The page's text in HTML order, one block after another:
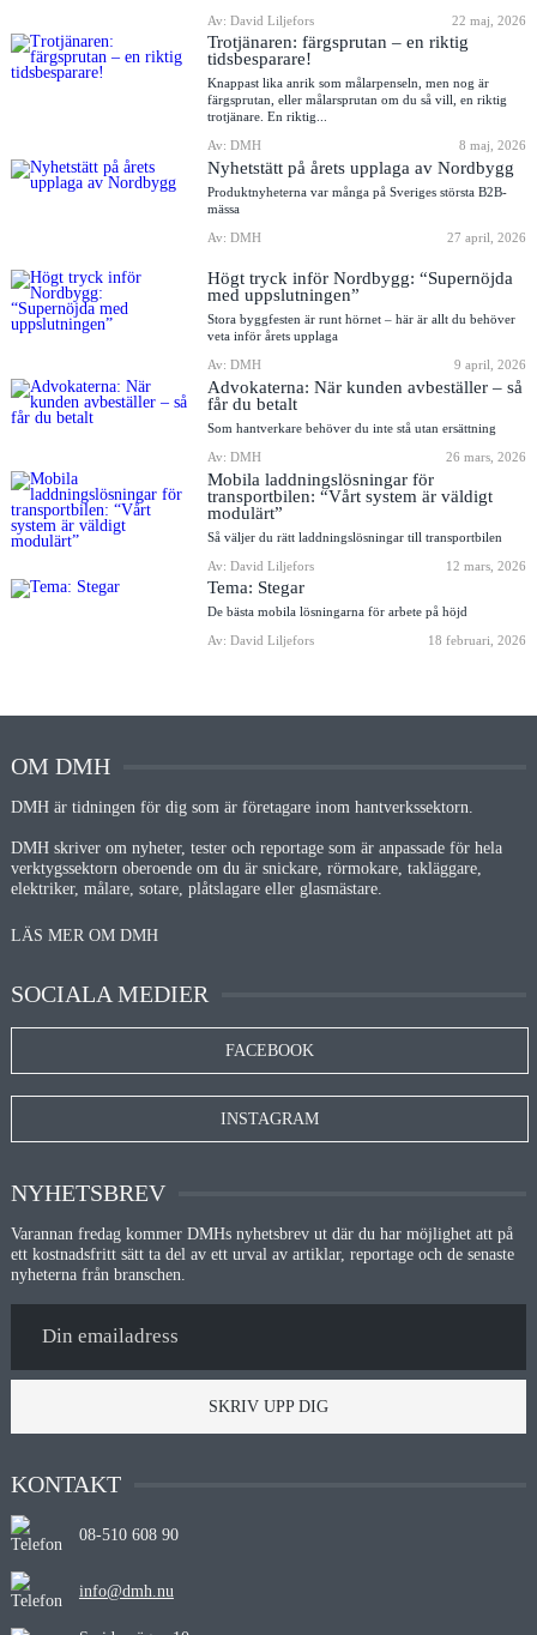
Av: David Liljefors
22 maj, 2026
Trotjänaren: färgsprutan – en riktig
tidsbesparare!
Knappast lika anrik som målarpenseln, men nog är
färgsprutan, eller målarsprutan om du så vill, en riktig
trotjänare. En riktig...
Av: DMH
8 maj, 2026
Nyhetstätt på årets upplaga av Nordbygg
Produktnyheterna var många på Sveriges största B2B-
mässa
Av: DMH
27 april, 2026
Högt tryck inför Nordbygg: “Supernöjda
med uppslutningen”
Stora byggfesten är runt hörnet – här är allt du behöver
veta inför årets upplaga
Av: DMH
9 april, 2026
Advokaterna: När kunden avbeställer – så
får du betalt
Som hantverkare behöver du inte stå utan ersättning
Av: DMH
26 mars, 2026
Mobila laddningslösningar för
transportbilen: “Vårt system är väldigt
modulärt”
Så väljer du rätt laddningslösningar till transportbilen
Av: David Liljefors
12 mars, 2026
Tema: Stegar
De bästa mobila lösningarna för arbete på höjd
Av: David Liljefors
18 februari, 2026
OM DMH
DMH är tidningen för dig som är företagare inom hantverkssektorn.
DMH skriver om nyheter, tester och reportage som är anpassade för hela
verktygssektorn oberoende om du är snickare, rörmokare, takläggare,
elektriker, målare, sotare, plåtslagare eller glasmästare.
LÄS MER OM DMH
SOCIALA MEDIER
FACEBOOK
INSTAGRAM
NYHETSBREV
Varannan fredag kommer DMHs nyhetsbrev ut där du har möjlighet att på
ett kostnadsfritt sätt ta del av ett urval av artiklar, reportage och de senaste
nyheterna från branschen.
SKRIV UPP DIG
KONTAKT
08-510 608 90
info@dmh.nu